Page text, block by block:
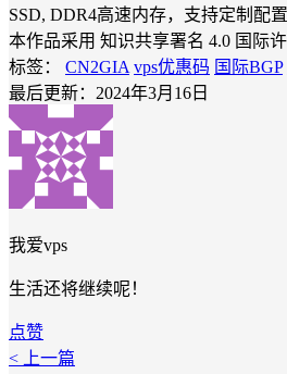
SSD, DDR4高速内存，支持定制配置
本作品采用 知识共享署名 4.0 国际
标签：
CN2GIA vps优惠码 国际BGP
最后更新：2024年3月16日
我爱vps
生活还将继续呢！
点赞
< 上一篇